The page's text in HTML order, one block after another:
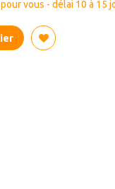
vous - délai 10 à 15